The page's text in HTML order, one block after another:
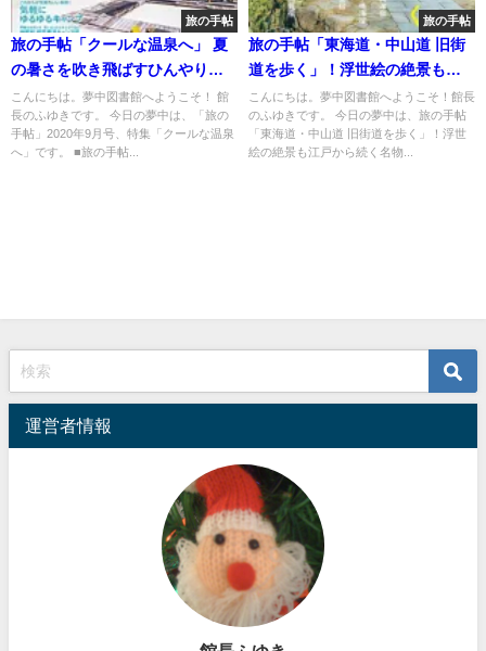
旅の手帖
旅の手帖「クールな温泉へ」 夏
の暑さを吹き飛ばすひんやり温
泉⁉
こんにちは。夢中図書館へようこそ！ 館
長のふゆきです。 今日の夢中は、「旅の
手帖」2020年9月号、特集「クールな温泉
へ」です。 ■旅の手帖...
旅の手帖
旅の手帖「東海道・中山道 旧街
道を歩く」！浮世絵の絶景も江
戸から続く名物グルメも
こんにちは。夢中図書館へようこそ！館長
のふゆきです。 今日の夢中は、旅の手帖
「東海道・中山道 旧街道を歩く」！浮世
絵の絶景も江戸から続く名物...
運営者情報